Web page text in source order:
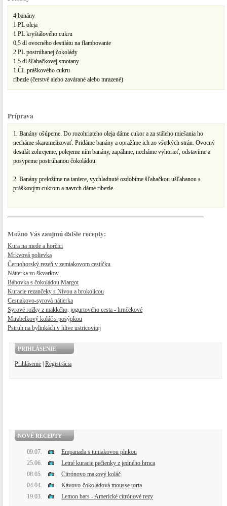
4 banány
1 PL oleja
1 PL kryštálového cukru
0,5 dl ovocného destilátu na flambovanie
2 PL postrúhanej čokolády
1,5 dl šľahačkovej smotany
1 ČL práškového cukru
ríbezle (čerstvé alebo zavárané alebo mrazené)
Príprava
1. Banány ošúpeme. Do rozohriateho oleja dáme cukor a za stáleho miešania ho
necháme skaramelizovať. Pridáme banány a opražíme ich zo všetkých strán. Ovocný
destilát zohrejeme, polejeme ním banány, zapálime, necháme vyhorieť, odstavíme a
posypeme postrúhanou čokoládou.
2. Banány preložíme na taniere, vychladnuté ozdobíme šľahačkou ušľahanou s
práškovým cukrom a navrch dáme ríbezle.
Možno Vás zaujmú ďalšie recepty:
Kura na mede a horčici
Mrkvová polievka
​Ćernohorský rezeň v zemiakovom cestíčku
Nátierka zo škvarkov
Bábovka s čokoládou Margot
Kuracie rezančeky s Nivou a brokolicou
Cesnakovo-syrová nátierka
Syrové rožky z mäkkého, jogurtového cesta - hrnčekové
Mirabelkový koláč s posýpkou
Pstruh na bylinkách v hlive ustricovitej
PRIHLÁSENIE
Prihlásenie Registrácia
NOVÉ RECEPTY
09.07.
Empanada s tuniakovou plnkou
25.06.
Letné kuracie pečienky z jedného hrnca
08.05.
Citrónovo makový koláč
04.04.
Kávovo-čokoládová mousse torta
19.03.
Lemon bars - Americké citrónové rezy